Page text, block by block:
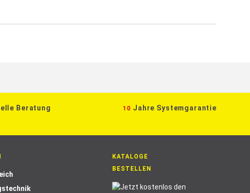
Beratung 10 Jahre Systemgarantie
KATALOGE
BESTELLEN